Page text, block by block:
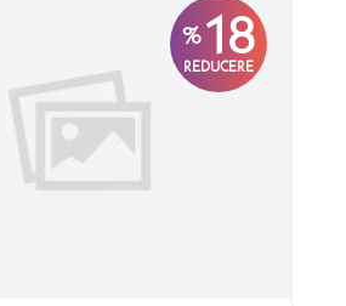
%18
REDUCERE